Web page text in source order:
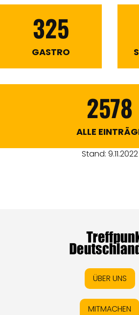
325
GASTRO
2578
ALLE
Stand: 9.11.2022
ÜBER UNS
MITMACHEN